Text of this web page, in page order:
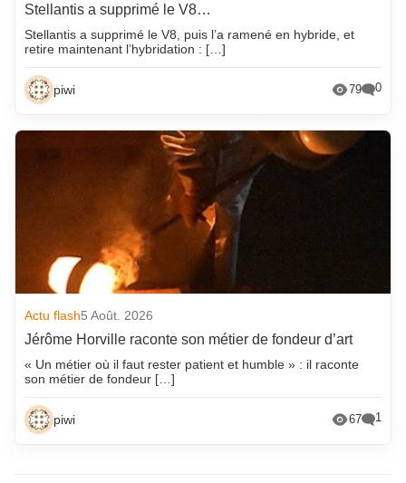
Stellantis a supprimé le V8…
Stellantis a supprimé le V8, puis l’a ramené en hybride, et
retire maintenant l’hybridation : […]
piwi 79 0
Actu flash5 Août. 2026
Jérôme Horville raconte son métier de fondeur d’art
« Un métier où il faut rester patient et humble » : il raconte
son métier de fondeur […]
piwi 67 1